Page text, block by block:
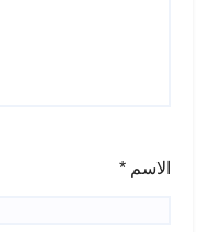
الاسم *